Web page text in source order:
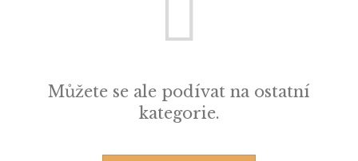
Můžete se ale podívat na ostatní
kategorie.